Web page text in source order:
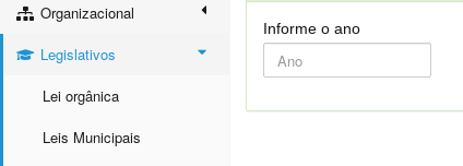
Organizacional
Legislativos
Lei orgânica
Leis Municipais
Informe o ano